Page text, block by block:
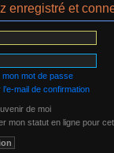
enregistré et
mon mot de passe
mail de confirmation
de moi
mon statut en ligne pour